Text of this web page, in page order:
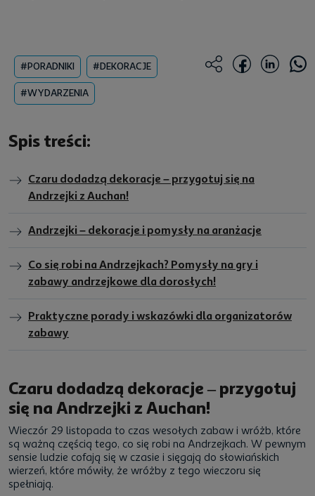
#PORADNIKI #DEKORACJE
#WYDARZENIA
Spis treści:
Czaru dodadzą dekoracje – przygotuj się na
Andrzejki z Auchan!
Andrzejki – dekoracje i pomysły na aranżacje
Co się robi na Andrzejkach? Pomysły na gry i
zabawy andrzejkowe dla dorosłych!
Praktyczne porady i wskazówki dla organizatorów
zabawy
Czaru dodadzą dekoracje – przygotuj
się na Andrzejki z Auchan!
Wieczór 29 listopada to czas wesołych zabaw i wróżb, które
są ważną częścią tego, co się robi na Andrzejkach. W pewnym
sensie ludzie cofają się w czasie i sięgają do słowiańskich
wierzeń, które mówiły, że wróżby z tego wieczoru się
spełniają.